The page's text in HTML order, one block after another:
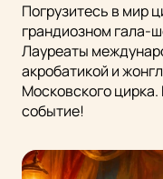
Погрузитесь в мир
грандиозном гала-
Лауреаты
акробатикой и
Московского цирка.
событие!